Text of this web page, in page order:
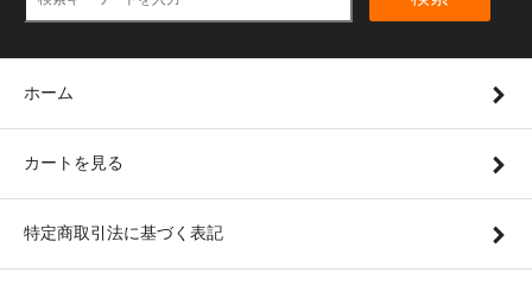
ホーム
カートを見る
特定商取引法に基づく表記